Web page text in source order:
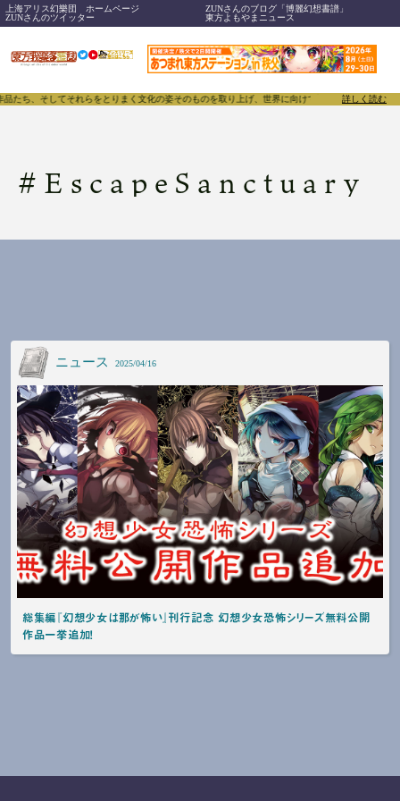
上海アリス幻樂団 ホームページ
ZUNさんのブログ「博麗幻想書譜」
ZUNさんのツイッター
東方よもやまニュース
、そしてそれらをとりまく文化の姿そのものを取り上げ、世界に向けて誇らしく発信する
詳しく読む
# EscapeSanctuary
ニュース 2025/04/16
総集編『幻想少女は那が怖い』刊行記念 幻想少女恐怖シリーズ無料公開
作品一挙追加！